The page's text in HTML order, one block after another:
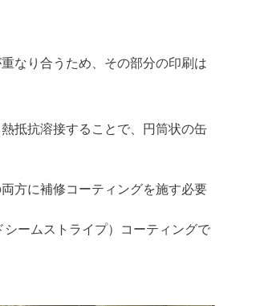
なり合うため、その部分の印刷は
抵抗溶接することで、円筒状の缶
方に補修コーティングを施す必要
ームストライプ）コーティングで